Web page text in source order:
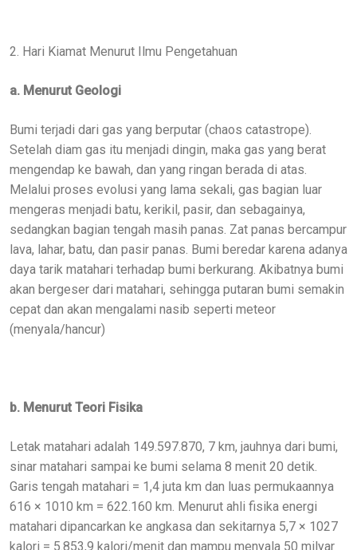
2. Hari Kiamat Menurut Ilmu Pengetahuan
a. Menurut Geologi
Bumi terjadi dari gas yang berputar (chaos catastrope).
Setelah diam gas itu menjadi dingin, maka gas yang berat
mengendap ke bawah, dan yang ringan berada di atas.
Melalui proses evolusi yang lama sekali, gas bagian luar
mengeras menjadi batu, kerikil, pasir, dan sebagainya,
sedangkan bagian tengah masih panas. Zat panas bercampur
lava, lahar, batu, dan pasir panas. Bumi beredar karena adanya
daya tarik matahari terhadap bumi berkurang. Akibatnya bumi
akan bergeser dari matahari, sehingga putaran bumi semakin
cepat dan akan mengalami nasib seperti meteor
(menyala/hancur)
b. Menurut Teori Fisika
Letak matahari adalah 149.597.870, 7 km, jauhnya dari bumi,
sinar matahari sampai ke bumi selama 8 menit 20 detik.
Garis tengah matahari = 1,4 juta km dan luas permukaannya
616 × 1010 km = 622.160 km. Menurut ahli fisika energi
matahari dipancarkan ke angkasa dan sekitarnya 5,7 × 1027
kalori = 5.853,9 kalori/menit dan mampu menyala 50 milyar